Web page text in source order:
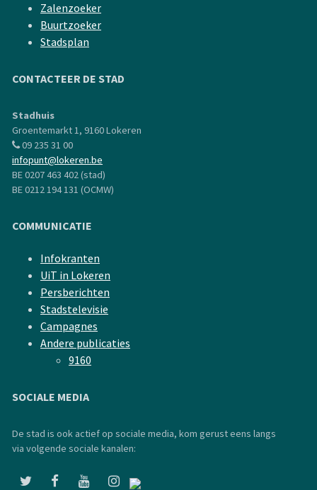
Zalenzoeker
Buurtzoeker
Stadsplan
CONTACTEER DE STAD
Stadhuis
Groentemarkt 1, 9160 Lokeren
09 235 31 00
infopunt@lokeren.be
BE 0207 463 402 (stad)
BE 0212 194 131 (OCMW)
COMMUNICATIE
Infokranten
UiT in Lokeren
Persberichten
Stadstelevisie
Campagnes
Andere publicaties
9160
SOCIALE MEDIA
De stad is ook actief op sociale media, kom gerust eens langs
via volgende sociale kanalen: